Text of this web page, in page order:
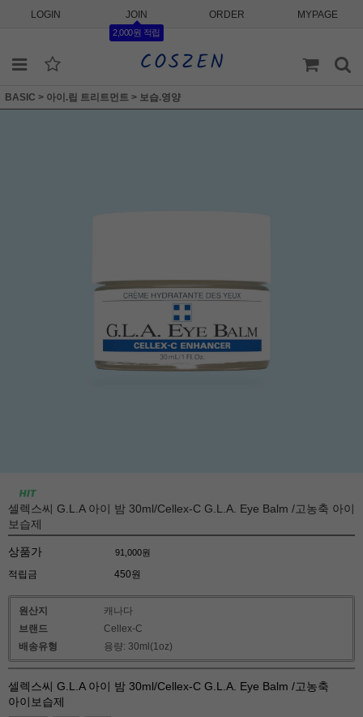
LOGIN JOIN
2,000원 적립
ORDER MYPAGE
BASIC > 아이.립 트리트먼트 > 보습.영양
셀렉스씨 G.L.A 아이 밤 30ml/Cellex-C G.L.A. Eye Balm /고농축 아이
보습제
상품가 91,000원
적립금 450원
원산지
캐나다
브랜드
Cellex-C
배송유형
용량: 30ml(1oz)
셀렉스씨 G.L.A 아이 밤 30ml/Cellex-C G.L.A. Eye Balm /고농축
아이보습제